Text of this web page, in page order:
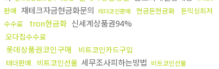
판매 재테크자금현금화문의 테더코인판매 현금돈현금화
돈믹싱최저
수수료
tron현금화 신세계상품권94%
오다집수수료
롯데상품권코인구매 비트코인카드구입
테더판매 비트코인선물 세무조사피하는방법 비트코인선물